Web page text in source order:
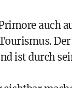
auch
Der
ist durch